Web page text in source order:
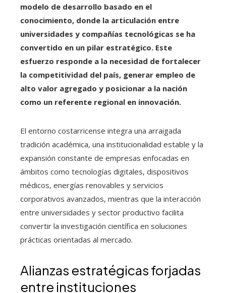
modelo de desarrollo basado en el
conocimiento, donde la articulación entre
universidades y compañías tecnológicas se ha
convertido en un pilar estratégico. Este
esfuerzo responde a la necesidad de fortalecer
la competitividad del país, generar empleo de
alto valor agregado y posicionar a la nación
como un referente regional en innovación.
El entorno costarricense integra una arraigada
tradición académica, una institucionalidad estable y la
expansión constante de empresas enfocadas en
ámbitos como tecnologías digitales, dispositivos
médicos, energías renovables y servicios
corporativos avanzados, mientras que la interacción
entre universidades y sector productivo facilita
convertir la investigación científica en soluciones
prácticas orientadas al mercado.
Alianzas estratégicas forjadas
entre instituciones